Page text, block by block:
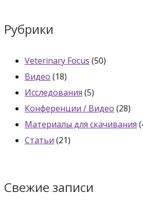
Рубрики
Veterinary Focus (50)
Видео (18)
Исследования (5)
Конференции / Видео (28)
Материалы для скачивания
Статьи (21)
Свежие записи